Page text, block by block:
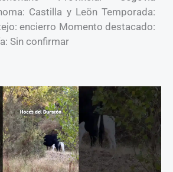
Castilla y Leön Temporada:
encierro Momento destacado:
Sin confirmar